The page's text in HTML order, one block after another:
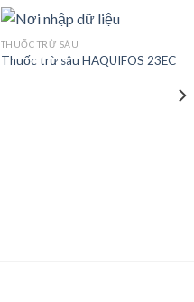
THUỐC TRỪ SÂU
Thuốc trừ sâu HAQUIFOS 23EC